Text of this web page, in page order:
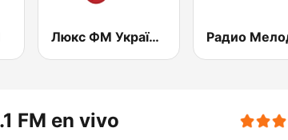
Люкс ФМ Україна - Lux FM Ukraine
FM en vivo